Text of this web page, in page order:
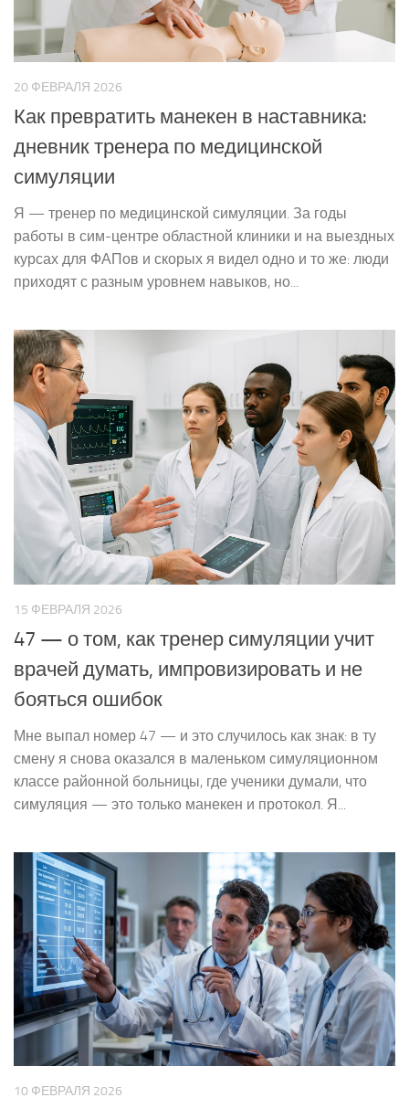
20 ФЕВРАЛЯ 2026
Как превратить манекен в наставника:
дневник тренера по медицинской
симуляции
Я — тренер по медицинской симуляции. За годы
работы в сим-центре областной клиники и на выездных
курсах для ФАПов и скорых я видел одно и то же: люди
приходят с разным уровнем навыков, но...
15 ФЕВРАЛЯ 2026
47 — о том, как тренер симуляции учит
врачей думать, импровизировать и не
бояться ошибок
Мне выпал номер 47 — и это случилось как знак: в ту
смену я снова оказался в маленьком симуляционном
классе районной больницы, где ученики думали, что
симуляция — это только манекен и протокол. Я...
10 ФЕВРАЛЯ 2026